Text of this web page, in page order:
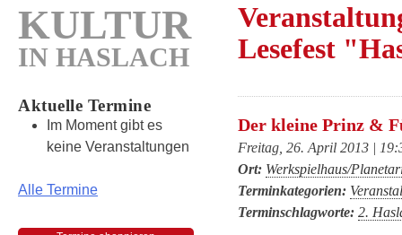
Lesefest
Der kleine Prinz &
Freitag, 26. April 2013 |
Ort: Werkspielhaus/
Terminkategorien:
Terminschlagworte: 2.
KULTUR
IN HASLACH
Aktuelle Termine
Im Moment gibt es
keine Veranstaltungen
Alle Termine